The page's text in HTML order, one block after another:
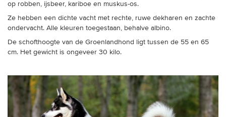
op robben, ijsbeer, kariboe en muskus-os.
Ze hebben een d ichte vacht met rechte, ruwe dekharen en zachte
ondervacht. Alle kleuren toegestaan, behalve albino.
De schofthoogte van de Groenlandhond ligt tussen de 55 en 65
cm. Het gewicht is ongeveer 30 kilo.
Vorige Verder